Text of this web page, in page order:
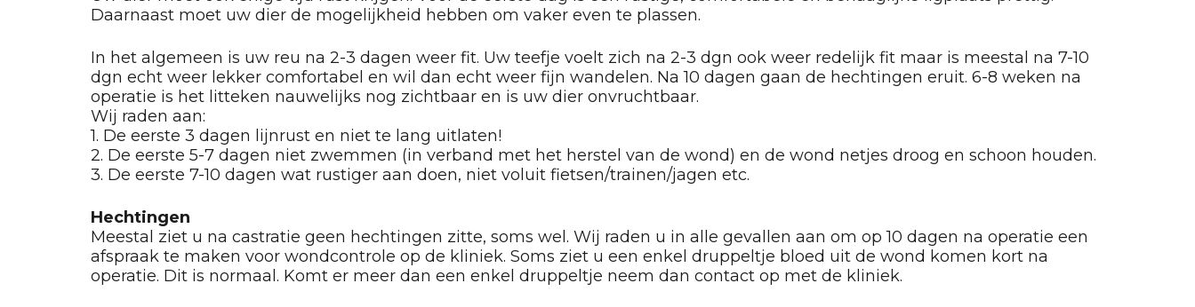
Daarnaast moet uw dier de mogelijkheid hebben om vaker even te plassen.
In het algemeen is uw reu na 2-3 dagen weer fit. Uw teefje voelt zich na 2-3 dgn ook weer redelijk fit maar is meestal na 7-10
dgn echt weer lekker comfortabel en wil dan echt weer fijn wandelen. Na 10 dagen gaan de hechtingen eruit. 6-8 weken na
operatie is het litteken nauwelijks nog zichtbaar en is uw dier onvruchtbaar.
Wij raden aan:
1. De eerste 3 dagen lijnrust en niet te lang uitlaten!
2. De eerste 5-7 dagen niet zwemmen (in verband met het herstel van de wond) en de wond netjes droog en schoon houden.
3. De eerste 7-10 dagen wat rustiger aan doen, niet voluit fietsen/trainen/jagen etc.
Hechtingen
Meestal ziet u na castratie geen hechtingen zitte, soms wel. Wij raden u in alle gevallen aan om op 10 dagen na operatie een
afspraak te maken voor wondcontrole op de kliniek. Soms ziet u een enkel druppeltje bloed uit de wond komen kort na
operatie. Dit is normaal. Komt er meer dan een enkel druppeltje neem dan contact op met de kliniek.